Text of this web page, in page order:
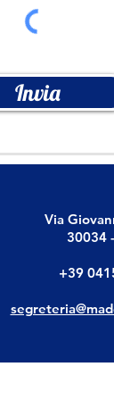
Invia
Via
30034
+39